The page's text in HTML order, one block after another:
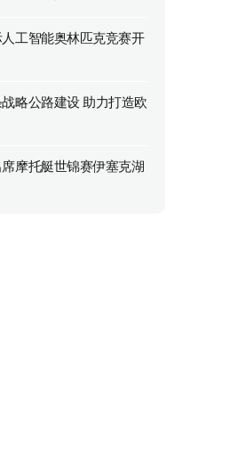
工智能奥林匹克竞赛开
略公路建设 助力打造欧
摩托艇世锦赛伊塞克湖